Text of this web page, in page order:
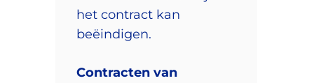
het contract kan
beëindigen.
Contracten van